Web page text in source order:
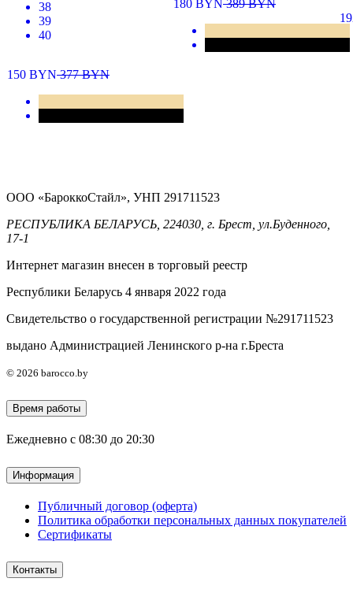
38
39
40
150 BYN377BYN
180 BYN389BYN
ООО «БароккоСтайл», УНП 291711523
РЕСПУБЛИКА БЕЛАРУСЬ, 224030, г. Брест, ул.Буденного,
17-1
Интернет магазин внесен в торговый реестр
Республики Беларусь 4 января 2022 года
Свидетельство о государственной регистрации №291711523
выдано Администрацией Ленинского р-на г.Бреста
© 2026 barocco.by
Время работы
Ежедневно с 08:30 до 20:30
Информация
Публичный договор (оферта)
Политика обработки персональных данных покупателей
Сертификаты
Контакты